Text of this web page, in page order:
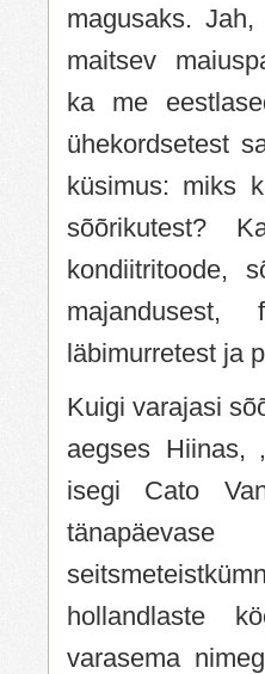
magusaks.
maitsev
ka me
ühekordsetest
küsimus: miks
sõõrikutest?
kondiitritoode,
majandusest,
läbimurretest ja
Kuigi varajasi
aegses Hiinas,
isegi Cato
hollandlaste
varasema